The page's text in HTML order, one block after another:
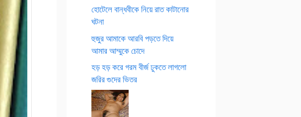
হোটেলে বান্ধবীকে নিয়ে রাত কাটানোর
ঘটনা
হুজুর আমাকে আরবি পড়তে দিয়ে
আমার আম্মুকে চোদে
হড় হড় করে গরম বীর্জ ঢুকতে লাগলো
জরির গুদের ভিতর